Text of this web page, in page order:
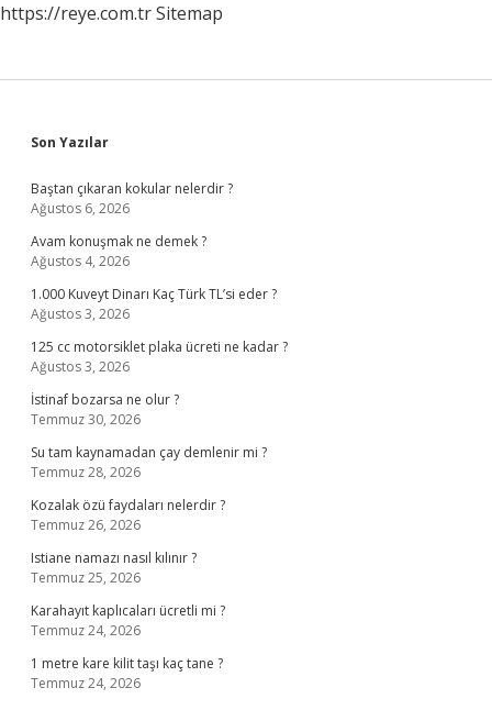
https://reye.com.trSitemap
Sidebar
Son Yazılar
Baştan çıkaran kokular nelerdir ?
Ağustos 6, 2026
Avam konuşmak ne demek ?
Ağustos 4, 2026
1.000 Kuveyt Dinarı Kaç Türk TL’si eder ?
Ağustos 3, 2026
125 cc motorsiklet plaka ücreti ne kadar ?
Ağustos 3, 2026
İstinaf bozarsa ne olur ?
Temmuz 30, 2026
Su tam kaynamadan çay demlenir mi ?
Temmuz 28, 2026
Kozalak özü faydaları nelerdir ?
Temmuz 26, 2026
Istiane namazı nasıl kılınır ?
Temmuz 25, 2026
Karahayıt kaplıcaları ücretli mi ?
Temmuz 24, 2026
1 metre kare kilit taşı kaç tane ?
Temmuz 24, 2026